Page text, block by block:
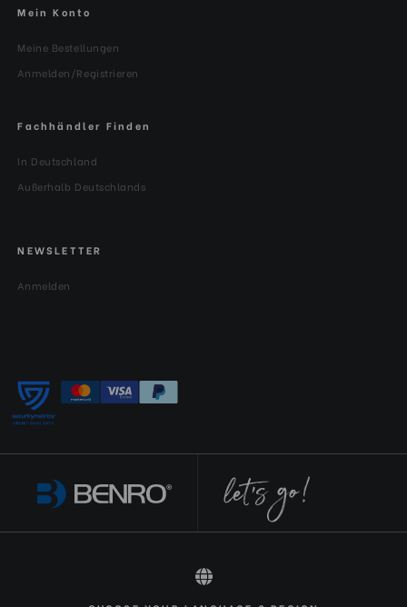
Mein Konto
Meine Bestellungen
Anmelden/Registrieren
Fachhändler Finden
In Deutschland
Außerhalb Deutschlands
NEWSLETTER
Anmelden